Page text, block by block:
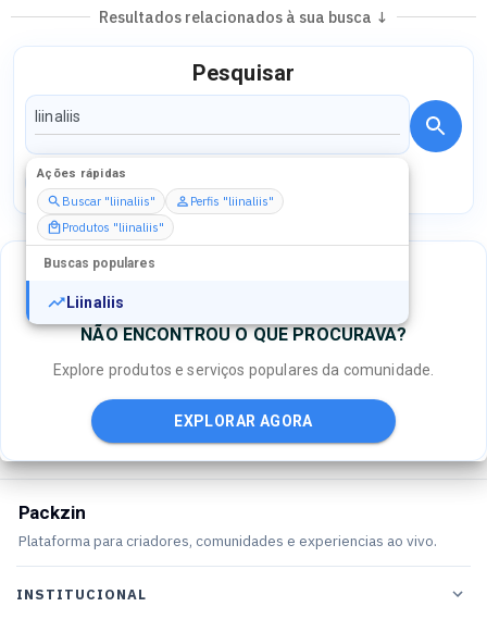
Resultados relacionados à sua busca ↓
Pesquisar
Ações rápidas
Buscar "liinaliis"
Perfis "liinaliis"
Produtos "liinaliis"
Buscas populares
Liinaliis
Perfis
NÃO ENCONTROU O QUE PROCURAVA?
Explore produtos e serviços populares da comunidade.
EXPLORAR AGORA
Packzin
Plataforma para criadores, comunidades e experiencias ao vivo.
INSTITUCIONAL